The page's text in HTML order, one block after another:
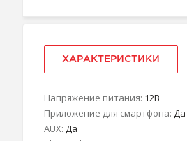
ХАРАКТЕРИСТИКИ
Напряжение питания: 12В
Приложение для смартфона: Да
AUX: Да